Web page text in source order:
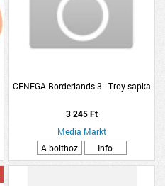
CENEGA Borderlands 3 - Troy sapka
3 245 Ft
Media Markt
A bolthoz
Info